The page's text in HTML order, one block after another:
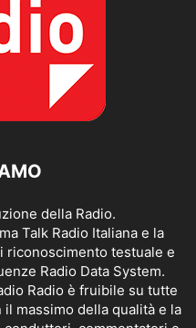
della Radio.
Talk Radio Italiana e la
riconoscimento testuale e
Radio Data System.
Radio è fruibile su tutte
massimo della qualità e la